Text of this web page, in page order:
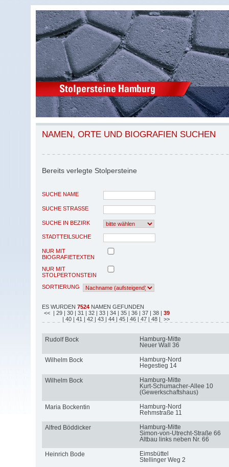
NAMEN, ORTE UND BIOGRAFIEN SUCHEN
Bereits verlegte Stolpersteine
SUCHE NAME
SUCHE STRASSE
SUCHE IN BEZIRK
STADTTEILSUCHE
NUR MIT
BIOGRAFIETEXTEN
NUR MIT
STOLPERTONSTEIN
SORTIERUNG
ES WURDEN 7524 NAMEN GEFUNDEN
<< | 29 | 30 | 31 | 32 | 33 | 34 | 35 | 36 | 37 | 38 | 39
| 40 | 41 | 42 | 43 | 44 | 45 | 46 | 47 | 48 | >>
Rudolf Bock
Hamburg-Mitte
Neuer Wall 36
Wilhelm Bock
Hamburg-Nord
Hegestieg 14
Wilhelm Bock
Hamburg-Mitte
Kurt-Schumacher-Allee 10
(Gewerkschaftshaus)
Maria Bockentin
Hamburg-Nord
Rehmstraße 11
Alfred Böddicker
Hamburg-Mitte
Simon-von-Utrecht-Straße 66
Altbau links neben Nr. 66
Heinrich Bode
Eimsbüttel
Stellinger Weg 2